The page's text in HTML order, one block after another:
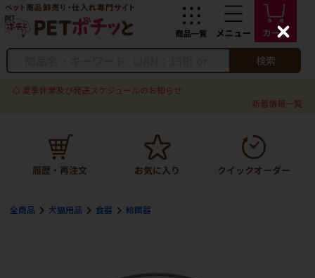
検索
夏季休業及び発送スケジュールのお知らせ
新着情報一覧
全商品 犬猫用品 食器 給餌器
C
l
s